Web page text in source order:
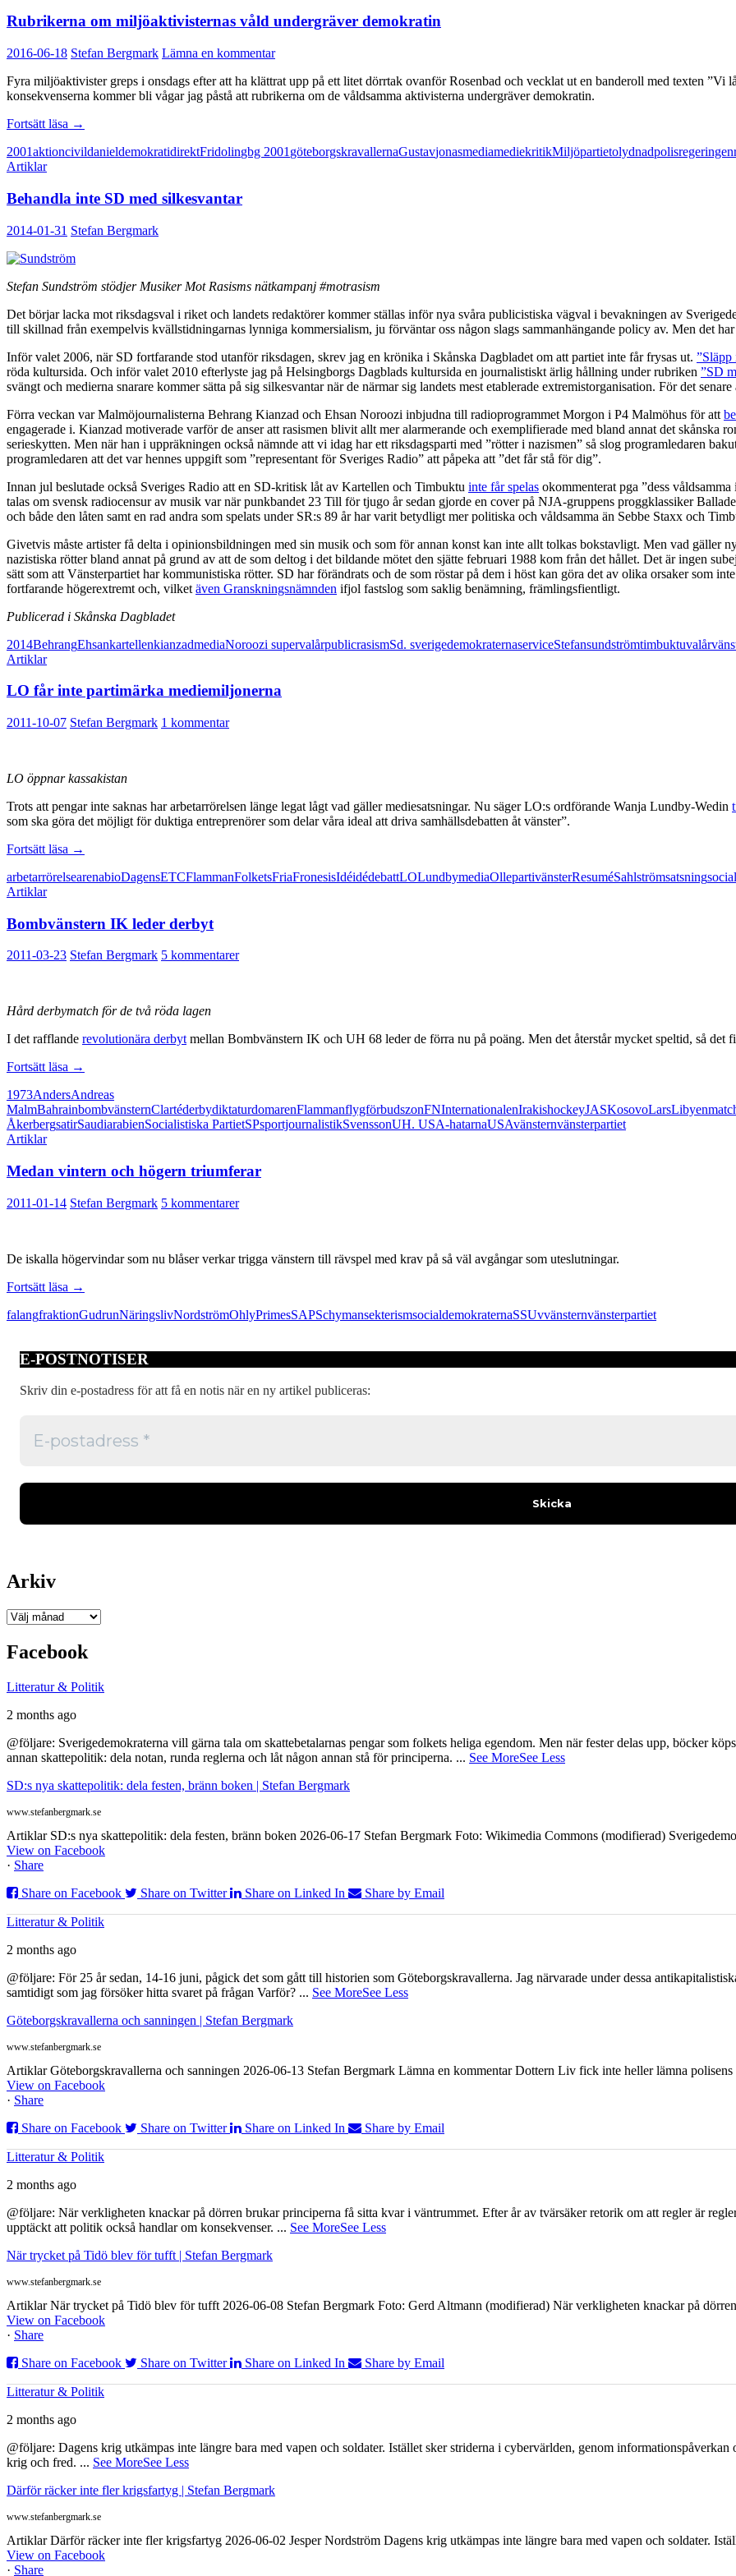
Rubrikerna om miljöaktivisternas våld undergräver demokratin
2016-06-18 Stefan Bergmark Lämna en kommentar
Fyra miljöaktivister greps i onsdags efter att ha klättrat upp på ett litet dörrtak ovanför Rosenbad och vecklat ut en banderoll med texten
konsekvenserna kommer bli vågar jag påstå att rubrikerna om de våldsamma aktivisterna undergräver demokratin.
Fortsätt läsa Rubrikerna
miljöaktivisternas
demokratin
→
2001aktioncivildanieldemokratidirektFridolingbg 2001 göteborgskravallernaGustavjonasmediamediekritikMiljöpartietolydnadpolisregeringen
Artiklar
Behandla inte SD med silkesvantar
2014-01-31 Stefan Bergmark
Stefan Sundström stödjer Musiker Mot Rasisms nätkampanj #motrasism
Det börjar lacka mot riksdagsval i riket och landets redaktörer kommer ställas inför nya svåra publicistiska vägval i bevakningen av
till skillnad från exempelvis kvällstidningarnas lynniga kommersialism, ju förväntar oss någon slags sammanhängande policy av. Men det
Inför valet 2006, när SD fortfarande stod utanför riksdagen, skrev jag en krönika i Skånska Dagbladet om att partiet inte får frysas ut. ”Släpp
röda kultursida. Och inför valet 2010 efterlyste jag på Helsingborgs Dagblads kultursida en journalistiskt ärlig hållning under rubriken ”SD
svängt och medierna snarare kommer sätta på sig silkesvantar när de närmar sig landets mest etablerade extremistorganisation. För det
Förra veckan var Malmöjournalisterna Behrang Kianzad och Ehsan Noroozi inbjudna till radioprogrammet Morgon i P4 Malmöhus för att
engagerade i. Kianzad motiverade varför de anser att rasismen blivit allt mer alarmerande och exemplifierade med bland annat det skånska
serieskytten. Men när han i uppräkningen också nämnde att vi idag har ett riksdagsparti med ”rötter i nazismen” så slog programledaren
programledaren att det var hennes uppgift som ”representant för Sveriges Radio” att påpeka att ”det får stå för dig”.
Innan jul beslutade också Sveriges Radio att en SD-kritisk låt av Kartellen och Timbuktu inte får spelas okommenterat pga ”dess
talas om svensk radiocensur av musik var när punkbandet 23 Till för tjugo år sedan gjorde en cover på NJA-gruppens proggklassiker
och både den låten samt en rad andra som spelats under SR:s 89 år har varit betydligt mer politiska och våldsamma än Sebbe Staxx och
Givetvis måste artister få delta i opinionsbildningen med sin musik och som för annan konst kan inte allt tolkas bokstavligt. Men vad gäller
nazistiska rötter bland annat på grund av att de som deltog i det bildande mötet den sjätte februari 1988 kom från det hållet. Det är ingen
sätt som att Vänsterpartiet har kommunistiska rötter. SD har förändrats och de som röstar på dem i höst kan göra det av olika orsaker som
fortfarande högerextremt och, vilket även Granskningsnämnden ifjol fastslog som saklig benämning, främlingsfientligt.
Publicerad i Skånska Dagbladet
2014BehrangEhsankartellenkianzadmediaNoroozi supervalårpublicrasismSd. sverigedemokraternaserviceStefansundströmtimbuktuvalår
Artiklar
LO får inte partimärka mediemiljonerna
2011-10-07 Stefan Bergmark 1 kommentar
LO öppnar kassakistan
Trots att pengar inte saknas har arbetarrörelsen länge legat lågt vad gäller mediesatsningar. Nu säger LO:s ordförande Wanja Lundby-Wedin
som ska göra det möjligt för duktiga entreprenörer som delar våra ideal att driva samhällsdebatten åt vänster”.
Fortsätt läsa LO
inte
→
arbetarrörelsearenabioDagensETCFlammanFolketsFriaFronesisIdéidédebattLOLundbymediaOllepartivänsterResuméSahlströmsatsning
Artiklar
Bombvänstern IK leder derbyt
2011-03-23 Stefan Bergmark 5 kommentarer
Hård derbymatch för de två röda lagen
I det rafflande revolutionära derbytmellan Bombvänstern IK och UH 68 leder de förra nu på poäng. Men det återstår mycket speltid, så det
Fortsätt läsa Bombvänstern
leder
derbyt
→
1973AndersAndreas
MalmBahrainbombvänsternClartéderbydiktaturdomarenFlammanflygförbudszonFNInternationalenIrakishockeyJASKosovoLarsLibyen
ÅkerbergsatirSaudiarabienSocialistiska PartietSPsportjournalistikSvenssonUH. USA-hatarnaUSAvänsternvänsterpartiet
Artiklar
Medan vintern och högern triumferar
2011-01-14 Stefan Bergmark 5 kommentarer
De iskalla högervindar som nu blåser verkar trigga vänstern till rävspel med krav på så väl avgångar som uteslutningar.
Fortsätt läsa Medan
och
→
falangfraktionGudrunNäringslivNordströmOhlyPrimesSAPSchymansekterismsocialdemokraternaSSUvvänsternvänsterpartiet
E-POSTNOTISER
Skriv din e-postadress för att få en notis när en ny artikel publiceras:
Arkiv
Arkiv
Facebook
Litteratur & Politik
2 months ago
@följare: Sverigedemokraterna vill gärna tala om skattebetalarnas pengar som folkets heliga egendom. Men när fester delas upp, böcker
annan skattepolitik: dela notan, runda reglerna och låt någon annan stå för principerna. ... See MoreSee Less
SD:s nya skattepolitik: dela festen, bränn boken | Stefan Bergmark
www.stefanbergmark.se
Artiklar SD:s nya skattepolitik: dela festen, bränn boken 2026-06-17 Stefan Bergmark Foto: Wikimedia Commons (modifierad)
View on Facebook
· Share
Share on Facebook
Share on Twitter Share on Linked In Share by Email
Litteratur & Politik
2 months ago
@följare: För 25 år sedan, 14-16 juni, pågick det som gått till historien som Göteborgskravallerna. Jag närvarade under dessa
samtidigt som jag försöker hitta svaret på frågan Varför? ... See MoreSee Less
Göteborgskravallerna och sanningen | Stefan Bergmark
www.stefanbergmark.se
Artiklar Göteborgskravallerna och sanningen 2026-06-13 Stefan Bergmark Lämna en kommentar Dottern Liv fick inte heller lämna
View on Facebook
· Share
Share on Facebook
Share on Twitter Share on Linked In Share by Email
Litteratur & Politik
2 months ago
@följare: När verkligheten knackar på dörren brukar principerna få sitta kvar i väntrummet. Efter år av tvärsäker retorik om att regler är
upptäckt att politik också handlar om konsekvenser. ... See MoreSee Less
När trycket på Tidö blev för tufft | Stefan Bergmark
www.stefanbergmark.se
Artiklar När trycket på Tidö blev för tufft 2026-06-08 Stefan Bergmark Foto: Gerd Altmann (modifierad) När verkligheten knackar på
View on Facebook
· Share
Share on Facebook
Share on Twitter Share on Linked In Share by Email
Litteratur & Politik
2 months ago
@följare: Dagens krig utkämpas inte längre bara med vapen och soldater. Istället sker striderna i cybervärlden, genom
krig och fred. ... See MoreSee Less
Därför räcker inte fler krigsfartyg | Stefan Bergmark
www.stefanbergmark.se
Artiklar Därför räcker inte fler krigsfartyg 2026-06-02 Jesper Nordström Dagens krig utkämpas inte längre bara med vapen och soldater.
View on Facebook
· Share